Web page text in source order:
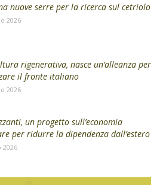
nuove serre per la ricerca sul cetriolo
2026
rigenerativa, nasce un’alleanza per
il fronte italiano
2026
un progetto sull’economia
per ridurre la dipendenza dall’estero
2026